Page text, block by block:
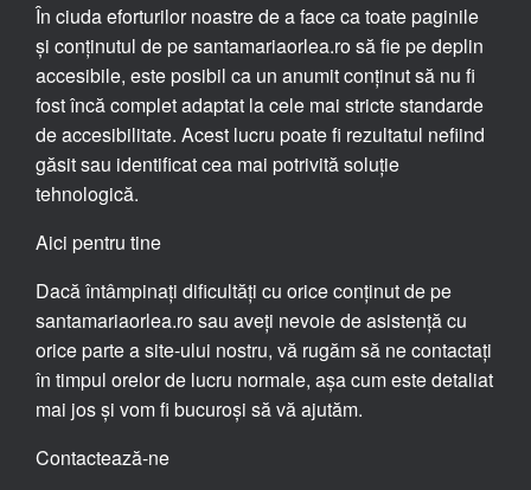
În ciuda eforturilor noastre de a face ca toate paginile
și conținutul de pe santamariaorlea.ro să fie pe deplin
accesibile, este posibil ca un anumit conținut să nu fi
fost încă complet adaptat la cele mai stricte standarde
de accesibilitate. Acest lucru poate fi rezultatul nefiind
găsit sau identificat cea mai potrivită soluție
tehnologică.
Aici pentru tine
Dacă întâmpinați dificultăți cu orice conținut de pe
santamariaorlea.ro sau aveți nevoie de asistență cu
orice parte a site-ului nostru, vă rugăm să ne contactați
în timpul orelor de lucru normale, așa cum este detaliat
mai jos și vom fi bucuroși să vă ajutăm.
Contactează-ne